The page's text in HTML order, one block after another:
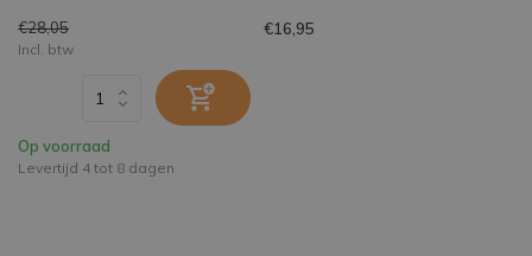
€28,05 €16,95
Incl. btw
Op voorraad
Levertijd 4 tot 8 dagen